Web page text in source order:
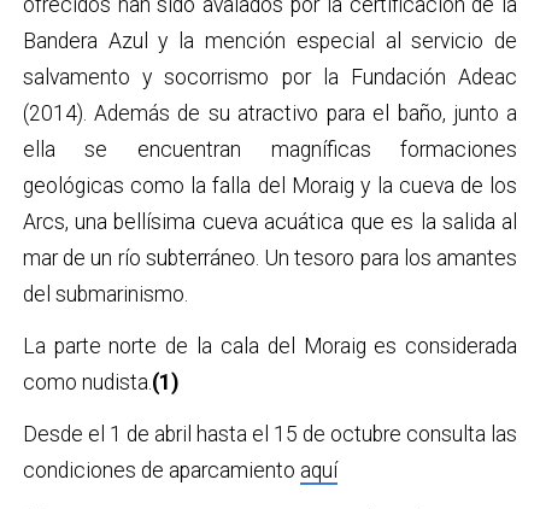
Bandera Azul y la mención especial al servicio de
salvamento y socorrismo por la Fundación Adeac
(2014). Además de su atractivo para el baño, junto a
ella se encuentran magníficas formaciones
geológicas como la falla del Moraig y la cueva de los
Arcs, una bellísima cueva acuática que es la salida al
mar de un río subterráneo. Un tesoro para los amantes
del submarinismo.
La parte norte de la cala del Moraig es considerada
como nudista. (1)
Desde el 1 de abril hasta el 15 de octubre consulta las
condiciones de aparcamiento aquí